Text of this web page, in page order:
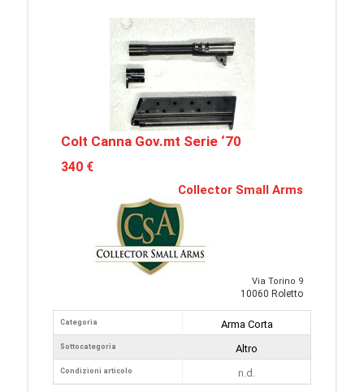
Colt Canna Gov.mt Serie ‘70
340 €
Collector Small Arms
Via Torino 9
10060 Roletto
Categoria
Sottocategoria
Condizioni articolo
Arma Corta
Altro
n.d.